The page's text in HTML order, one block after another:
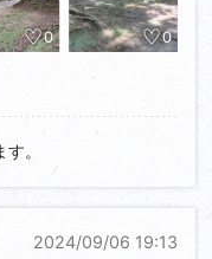
いても記憶に残ら
ると割と見付かる
言えば知覧城、そ
あります。体感
が廻っています。
ースするように道
ますが館跡と考え
0 0
。
2024/09/06 19:13